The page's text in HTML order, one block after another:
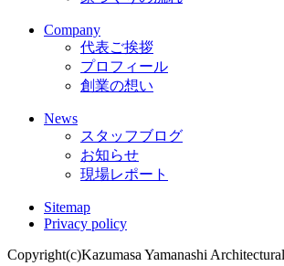
Company
代表ご挨拶
プロフィール
創業の想い
News
スタッフブログ
お知らせ
現場レポート
Sitemap
Privacy policy
Copyright(c)Kazumasa Yamanashi